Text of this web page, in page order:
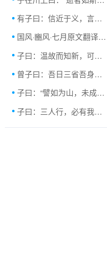
有子曰：信近于义，言可复也；恭近于礼，远...
国风·豳风·七月原文翻译及赏析
子曰：温故而知新，可以为师矣。...原文及
曾子曰：吾日三省吾身。为人谋而不忠乎？
子曰：“譬如为山，未成一篑，止，吾止也；...原
子曰：三人行，必有我师焉。择其善者而从